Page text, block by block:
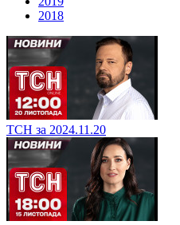
2018
ТСН за 2024.11.20